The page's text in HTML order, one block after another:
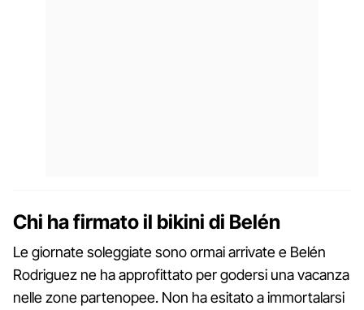
Chi ha firmato il bikini di Belén
Le giornate soleggiate sono ormai arrivate e Belén
Rodriguez ne ha approfittato per godersi una vacanza
nelle zone partenopee. Non ha esitato a immortalarsi